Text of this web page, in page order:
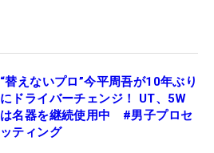
“替えないプロ”今平周吾が10年ぶり
にドライバーチェンジ！ UT、5W
は名器を継続使用中 #男子プロセ
ッティング